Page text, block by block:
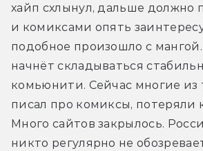
хайп схлынул, дальше должно
и комиксами опять
подобное произошло с мангой.
начнёт складываться
комьюнити. Сейчас многие из
писал про комиксы, потеряли
Много сайтов закрылось.
никто регулярно не